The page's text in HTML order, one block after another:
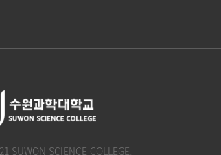
SUWON SCIENCE COLLEGE.